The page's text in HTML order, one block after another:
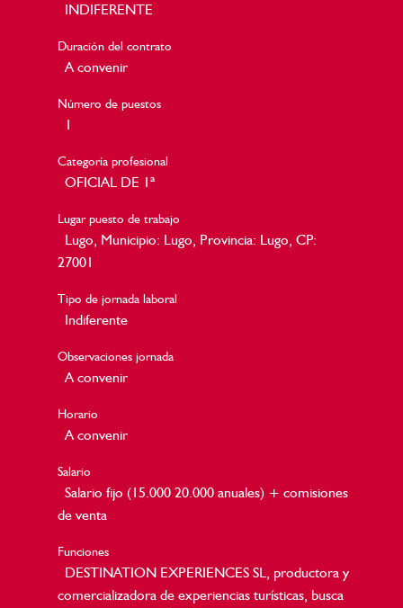
INDIFERENTE
Duración del contrato
A convenir
Número de puestos
1
Categoría profesional
OFICIAL DE 1ª
Lugar puesto de trabajo
Lugo, Municipio: Lugo, Provincia: Lugo, CP:
27001
Tipo de jornada laboral
Indiferente
Observaciones jornada
A convenir
Horario
A convenir
Salario
Salario fijo (15.000 20.000 anuales) + comisiones
de venta
Funciones
DESTINATION EXPERIENCES SL, productora y
comercializadora de experiencias turísticas, busca